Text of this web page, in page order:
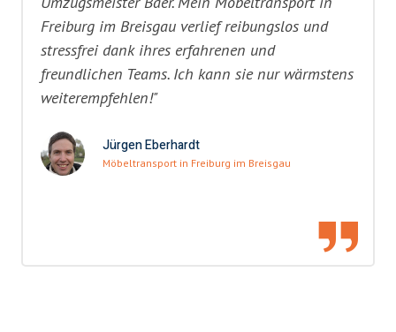
Freiburg im Breisgau verlief reibungslos und
stressfrei dank ihres erfahrenen und
freundlichen Teams. Ich kann sie nur wärmstens
weiterempfehlen!"
Jürgen Eberhardt
Möbeltransport in Freiburg im Breisgau